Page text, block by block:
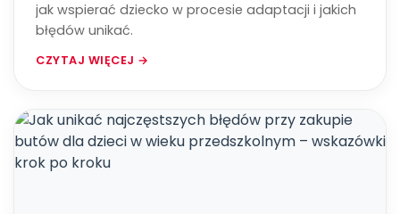
jak wspierać dziecko w procesie adaptacji i jakich
błędów unikać.
CZYTAJ WIĘCEJ →